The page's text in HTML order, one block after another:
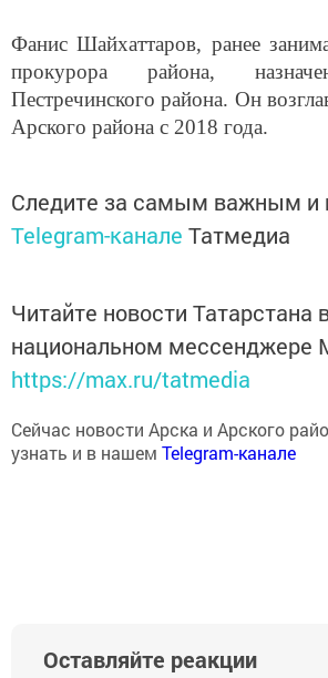
Фанис Шайхаттаров, ранее
прокурора района,
Пестречинского района. Он
Арского района с 2018 года.
Следите за самым важным и
Telegram-канале Татмедиа
Читайте новости Татарстана
национальном мессенджере
https://max.ru/tatmedia
Сейчас новости Арска и Арского
узнать и в нашем Telegram-канале
Оставляйте реакции